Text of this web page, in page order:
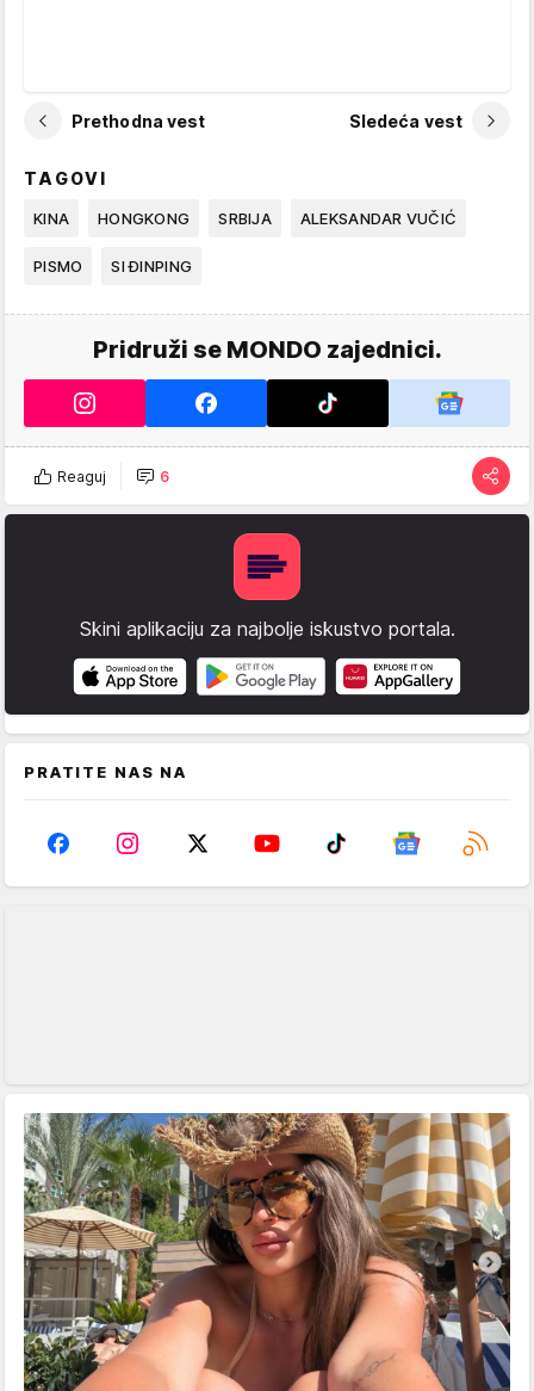
Prethodna vest Sledeća vest
TAGOVI
KINA HONGKONG SRBIJA ALEKSANDAR VUČIĆ
PISMO SI ĐINPING
Pridruži se MONDO zajednici.
Reaguj 6
Skini aplikaciju za najbolje iskustvo portala.
PRATITE NAS NA